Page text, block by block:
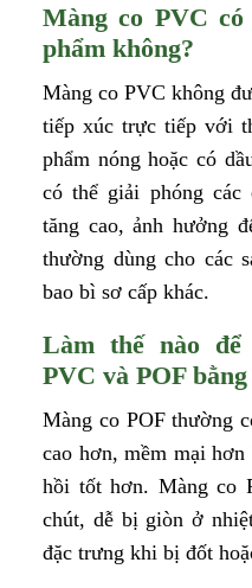
Màng co PVC
phẩm không?
Màng co PVC không
tiếp xúc trực tiếp với
phẩm nóng hoặc có
có thể giải phóng
tăng cao, ảnh hưởng
thường dùng cho các
bao bì sơ cấp khác.
Làm thế nào
PVC và POF
Màng co POF thường
cao hơn, mềm mại
hồi tốt hơn. Màng co
chút, dễ bị giòn ở
đặc trưng khi bị đốt